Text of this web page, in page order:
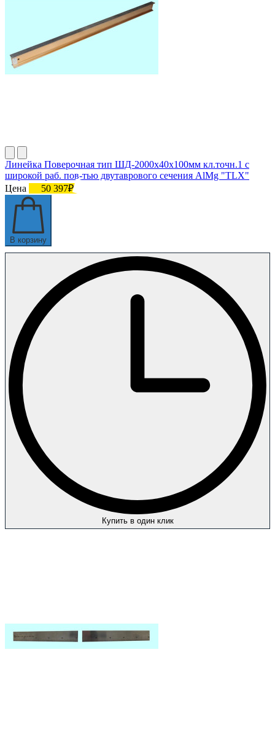
Линейка Поверочная тип ШД-2000х40х100мм кл.точн.1 с
широкой раб. пов-тью двутаврового сечения AlMg "TLX"
Цена
50 397₽
В корзину
Купить в один клик